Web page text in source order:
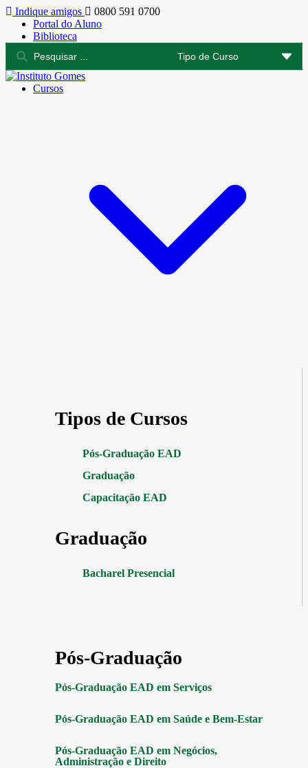
Indique amigos
0800 591 0700
Portal do Aluno
Biblioteca
Cursos
Tipos de Cursos
Pós-Graduação EAD
Graduação
Capacitação EAD
Graduação
Bacharel Presencial
Pós-Graduação
Pós-Graduação EAD em Serviços
Pós-Graduação EAD em Saúde e Bem-Estar
Pós-Graduação EAD em Negócios,
Administração e Direito